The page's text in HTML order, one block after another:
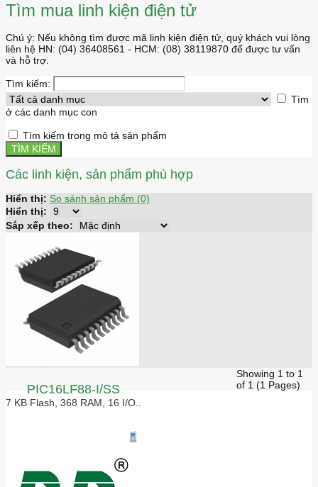
Tìm mua linh kiện điện tử
Chú ý: Nếu không tìm được mã linh kiện điện tử, quý khách vui lòng
liên hệ HN: (04) 36408561 - HCM: (08) 38119870 để được tư vấn
và hỗ trợ.
Tìm kiếm:
Tìm
ở các danh mục con
Tìm kiếm trong mô tả sản phẩm
Các linh kiện, sản phẩm phù hợp
Hiển thị: So sánh sản phẩm (0)
Hiển thị:
Sắp xếp theo:
PIC16LF88-I/SS
7 KB Flash, 368 RAM, 16 I/O..
Showing 1 to 1
of 1 (1 Pages)